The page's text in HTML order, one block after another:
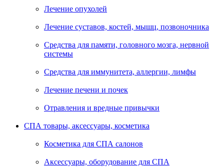
Лечение опухолей
Лечение суставов, костей, мышц, позвоночника
Средства для памяти, головного мозга, нервной
системы
Средства для иммунитета, аллергии, лимфы
Лечение печени и почек
Отравления и вредные привычки
СПА товары, аксессуары, косметика
Косметика для СПА салонов
Аксессуары, оборудование для СПА